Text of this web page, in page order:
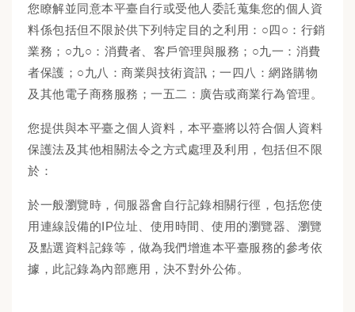
您瞭解並同意本平臺自行或受他人委託蒐集您的個人資
料係包括但不限於供下列特定目的之利用：○四○：行銷
業務；○九○：消費者、客戶管理與服務；○九一：消費
者保護；○九八：商業與技術資訊；一四八：網路購物
及其他電子商務服務；一五二：廣告或商業行為管理。
您提供與本平臺之個人資料，本平臺將以符合個人資料
保護法及其他相關法令之方式處理及利用，包括但不限
於：
於一般瀏覽時，伺服器會自行記錄相關行徑，包括您使
用連線設備的IP位址、使用時間、使用的瀏覽器、瀏覽
及點選資料記錄等，做為我們增進本平臺服務的參考依
據，此記錄為內部應用，決不對外公佈。